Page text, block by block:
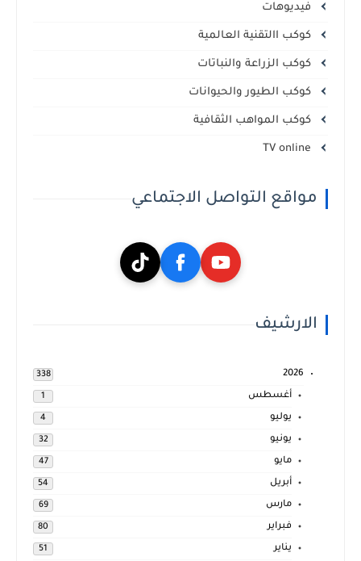
فيديوهات
كوكب االتقنية العالمية
كوكب الزراعة والنباتات
كوكب الطيور والحيوانات
كوكب المواهب الثقافية
مواقع التواصل الاجتماعي
الارشيف
2026
338
أغسطس 1
يوليو 4
يونيو 32
مايو 47
أبريل 54
مارس 69
فبراير 80
يناير 51